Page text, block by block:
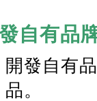
自有品
開發自有
品。